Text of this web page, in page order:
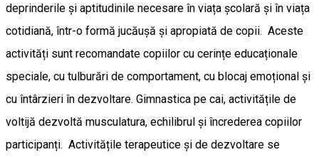
deprinderile și aptitudinile necesare în viața școlară și în viața
cotidiană, într-o formă jucăușă și apropiată de copii. Aceste
activități sunt recomandate copiilor cu cerințe educaționale
speciale, cu tulburări de comportament, cu blocaj emoțional și
cu întârzieri în dezvoltare. Gimnastica pe cai, activitățile de
voltijă dezvoltă musculatura, echilibrul și încrederea copiilor
participanți. Activitățile terapeutice și de dezvoltare se